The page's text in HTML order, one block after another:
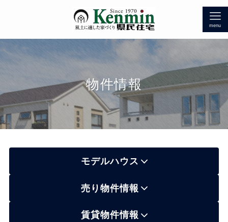
menu
物件情報
モデルハウス
売り物件情報
賃貸物件情報